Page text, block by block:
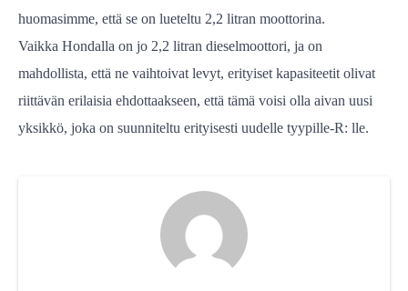
huomasimme, että se on lueteltu 2,2 litran moottorina.
Vaikka Hondalla on jo 2,2 litran dieselmoottori, ja on
mahdollista, että ne vaihtoivat levyt, erityiset kapasiteetit olivat
riittävän erilaisia ​​ehdottaakseen, että tämä voisi olla aivan uusi
yksikkö, joka on suunniteltu erityisesti uudelle tyypille-R: lle.